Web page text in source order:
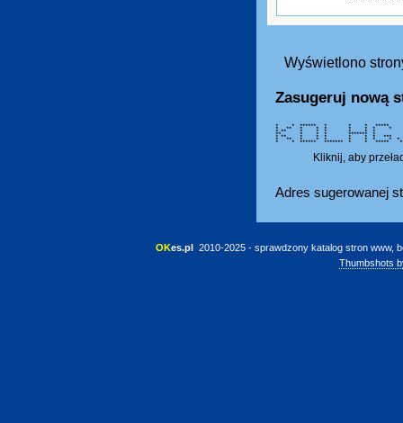
Wyświetlono
Zasugeruj nową
* * ****** * * * ***** *
* ** * * * * * *
* ** * * * * *
** * * * ******* *
* ** * * * * * *
* ** * * * * * *
* * ****** ******* * * *****
Kliknij, aby
Adres sugerowanej
OKes.pl 2010-2025 - sprawdzony katalog stron www,
Thumbshots